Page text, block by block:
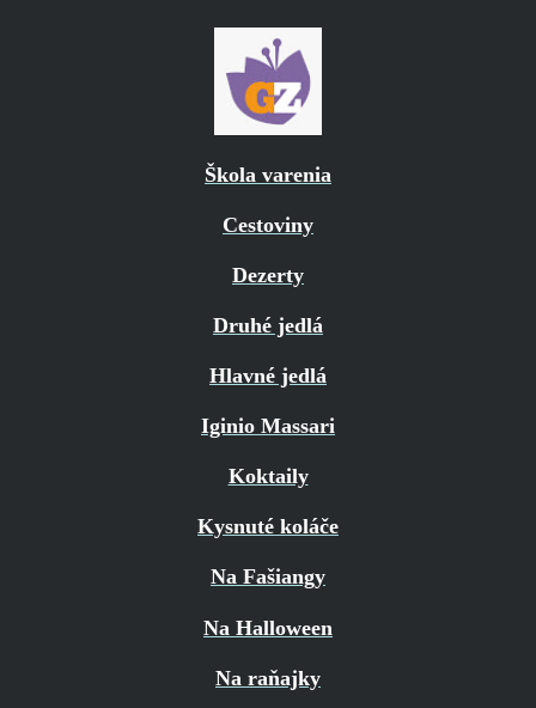
Škola varenia
Cestoviny
Dezerty
Druhé jedlá
Hlavné jedlá
Iginio Massari
Koktaily
Kysnuté koláče
Na Fašiangy
Na Halloween
Na raňajky